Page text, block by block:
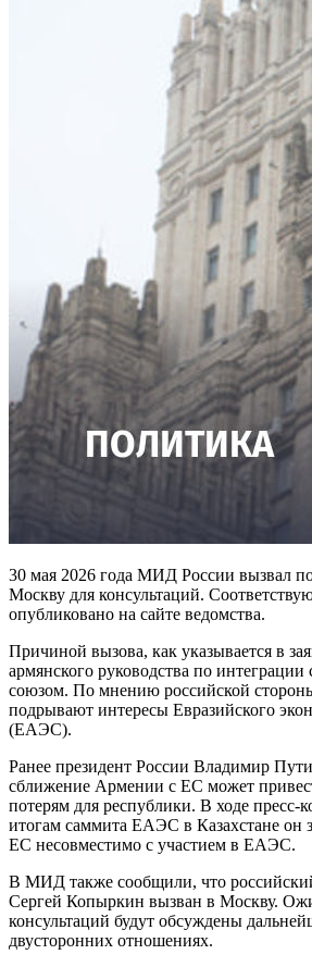
30 мая 2026 года МИД России вызвал
Москву для консультаций.
опубликовано на сайте ведомства.
Причиной вызова, как указывается в
армянского руководства по
союзом. По мнению российской
подрывают интересы Евразийского
(ЕАЭС).
Ранее президент России Владимир
сближение Армении с ЕС может
потерям для республики. В ходе пресс-
итогам саммита ЕАЭС в Казахстане он
ЕС несовместимо с участием в ЕАЭС.
В МИД также сообщили, что
Сергей Копыркин вызван в Москву.
консультаций будут обсуждены
двусторонних отношениях.